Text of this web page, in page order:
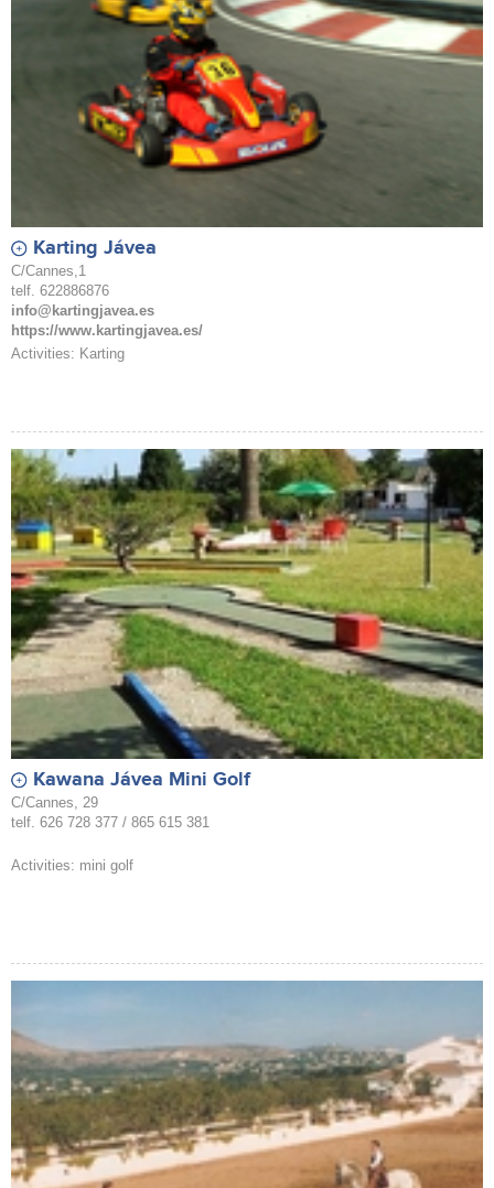
Karting Jávea
C/Cannes,1
telf. 622886876
info@kartingjavea.es
https://www.kartingjavea.es/
Activities: Karting
Kawana Jávea Mini Golf
C/Cannes, 29
telf. 626 728 377 / 865 615 381
Activities: mini golf